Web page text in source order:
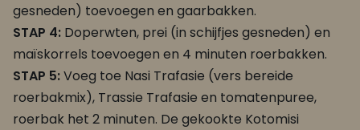
gesneden) toevoegen en gaarbakken.
STAP 4: Doperwten, prei (in schijfjes gesneden) en
maïskorrels toevoegen en 4 minuten roerbakken.
STAP 5:Voeg toe Nasi Trafasie (vers bereide
roerbakmix), Trassie Trafasie en tomatenpuree,
roerbak het 2 minuten. De gekookte Kotomisi